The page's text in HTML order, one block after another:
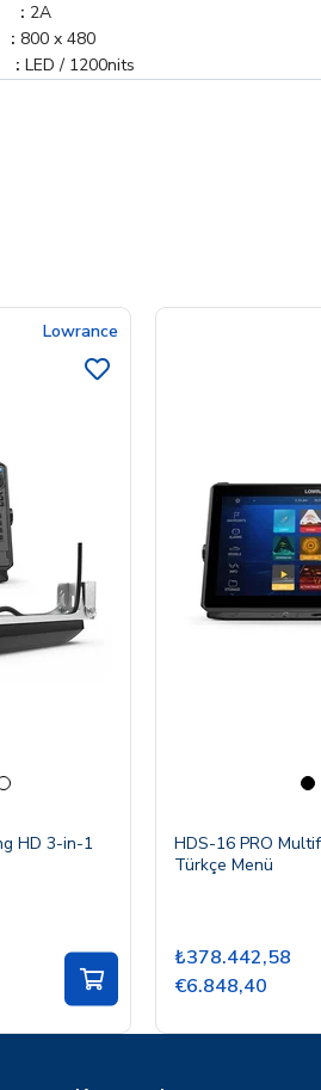
: 2A
: 800 x 480
: LED / 1200nits
Lowrance
HD 3-in-1
HDS-16 PRO
Türkçe Menü
₺378.442,58
€6.848,40